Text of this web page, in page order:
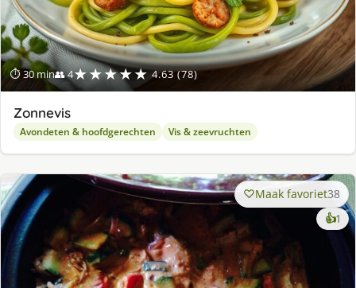
⏱ 30 min👥 4★★★★★ 4.63 (78)
Zonnevis
Avondeten & hoofdgerechten Vis & zeevruchten
Maak favoriet38
👍1